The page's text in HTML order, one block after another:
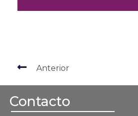
Anterior
Contacto